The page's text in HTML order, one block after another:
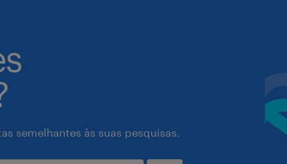
semelhantes às suas pesquisas.